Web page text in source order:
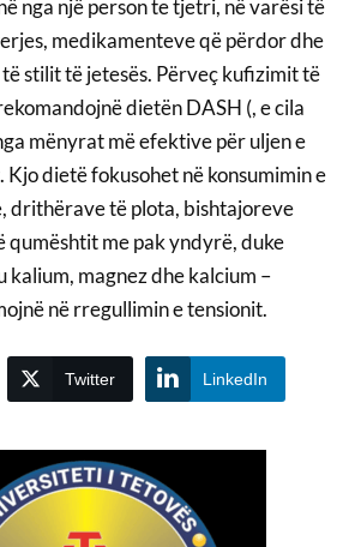
nga një person te tjetri, në varësi të
medikamenteve që përdor dhe
stilit të jetesës. Përveç kufizimit të
dietën DASH (, e cila
mënyrat më efektive për uljen e
dietë fokusohet në konsumimin e
drithërave të plota, bishtajoreve
qumështit me pak yndyrë, duke
kalium, magnez dhe kalcium –
në rregullimin e tensionit.
Twitter LinkedIn